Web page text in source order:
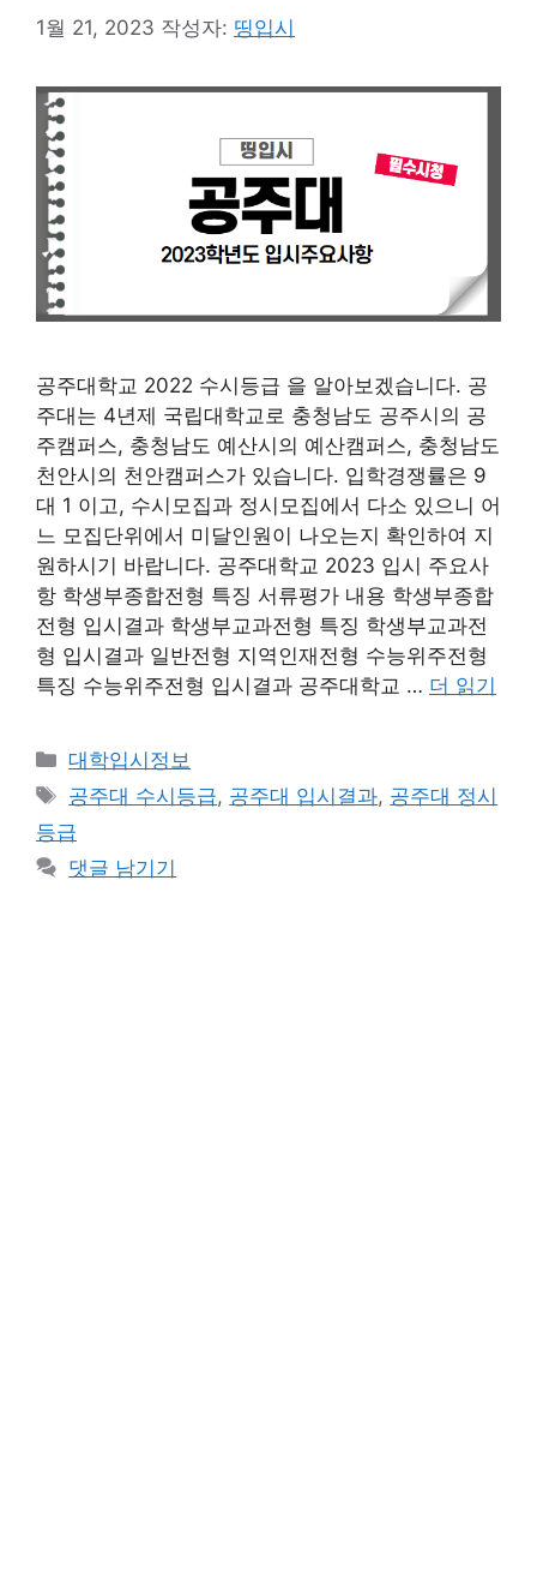
1월 21, 2023 작성자: 띵입시
공주대학교 2022 수시등급 을 알아보겠습니다. 공
주대는 4년제 국립대학교로 충청남도 공주시의 공
주캠퍼스, 충청남도 예산시의 예산캠퍼스, 충청남도
천안시의 천안캠퍼스가 있습니다. 입학경쟁률은 9
대 1 이고, 수시모집과 정시모집에서 다소 있으니 어
느 모집단위에서 미달인원이 나오는지 확인하여 지
원하시기 바랍니다. 공주대학교 2023 입시 주요사
항 학생부종합전형 특징 서류평가 내용 학생부종합
전형 입시결과 학생부교과전형 특징 학생부교과전
형 입시결과 일반전형 지역인재전형 수능위주전형
특징 수능위주전형 입시결과 공주대학교 … 더 읽기
카
테
고
리
대학입시정보
태
그
공주대 수시등급, 공주대 입시결과, 공주대 정시
등급
댓글 남기기